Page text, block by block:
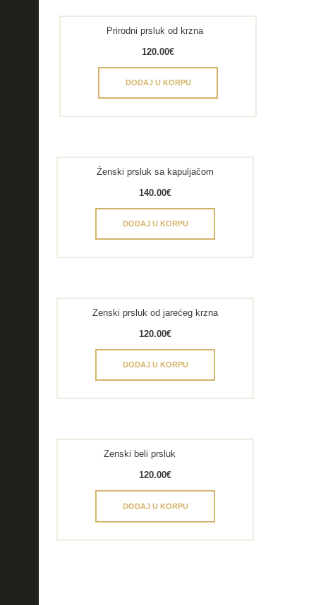
Prirodni prsluk od krzna
120.00€
DODAJ U KORPU
Ženski prsluk sa kapuljačom
140.00€
DODAJ U KORPU
Zenski prsluk od jarećeg krzna
120.00€
DODAJ U KORPU
Zenski beli prsluk
120.00€
DODAJ U KORPU